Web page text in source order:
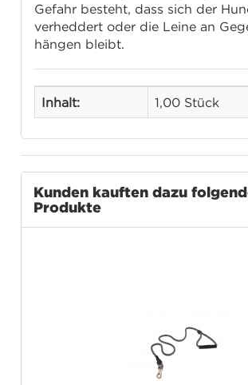
Gefahr besteht, dass sich der
verheddert oder die Leine an
hängen bleibt.
Inhalt: 1,00 Stück
Kunden kauften dazu
Produkte